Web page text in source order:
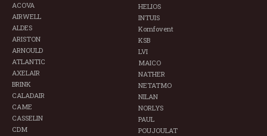
ACOVA
AIRWELL
ALDES
ARISTON
ARNOULD
ATLANTIC
AXELAIR
BRINK
CALADAIR
CAME
CASSELIN
CDM
HELIOS
INTUIS
Komfovent
KSB
LVI
MAICO
NATHER
NETATMO
NILAN
NORLYS
PAUL
POUJOULAT